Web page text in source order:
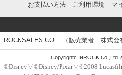
お支払い方法
ご利用環境 マ
ROCKSALES CO. （販売業者 株式
Copyrightc INROCK Co.,Ltd.
©Disney▽©Disney/Pixar▽©2008